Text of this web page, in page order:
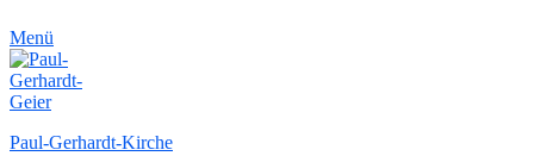
Menü
Paul-Gerhardt-Kirche